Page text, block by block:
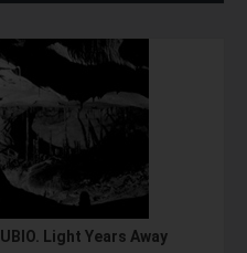
Light Years Away